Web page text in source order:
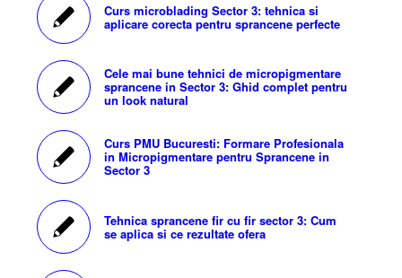
Curs microblading Sector 3: tehnica si
aplicare corecta pentru sprancene perfecte
Cele mai bune tehnici de micropigmentare
sprancene in Sector 3: Ghid complet pentru
un look natural
Curs PMU Bucuresti: Formare Profesionala
in Micropigmentare pentru Sprancene in
Sector 3
Tehnica sprancene fir cu fir sector 3: Cum
se aplica si ce rezultate ofera